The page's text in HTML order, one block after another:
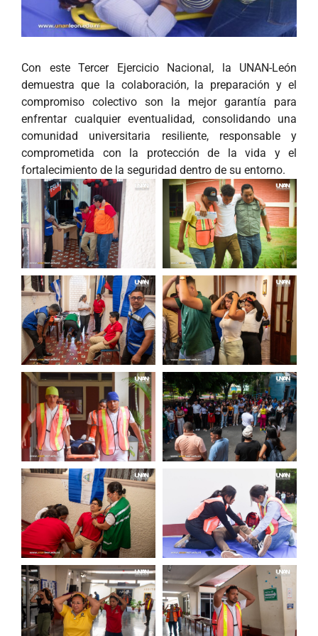
Con este Tercer Ejercicio Nacional, la UNAN-León
demuestra que la colaboración, la preparación y el
compromiso colectivo son la mejor garantía para
enfrentar cualquier eventualidad, consolidando una
comunidad universitaria resiliente, responsable y
comprometida con la protección de la vida y el
fortalecimiento de la seguridad dentro de su entorno.